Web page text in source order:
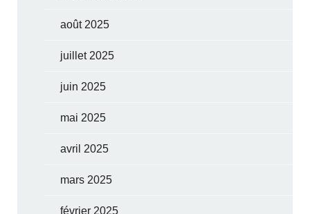
août 2025
juillet 2025
juin 2025
mai 2025
avril 2025
mars 2025
février 2025